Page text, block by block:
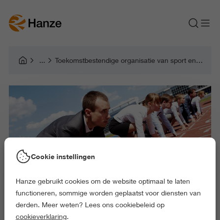
Toekomstbestendige organisatie van sport en bewegen
Cookie instellingen
Hanze gebruikt cookies om de website optimaal te laten
functioneren, sommige worden geplaatst voor diensten van
derden. Meer weten? Lees ons cookiebeleid op
cookieverklaring.